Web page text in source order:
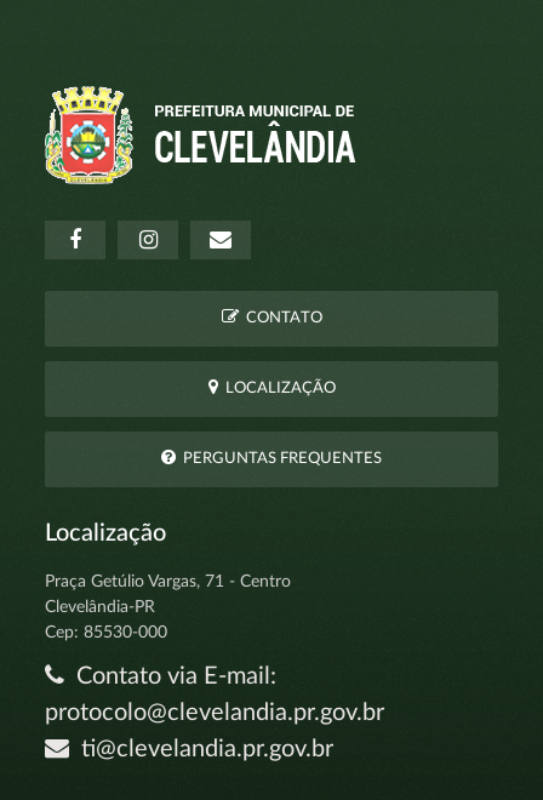
CONTATO
LOCALIZAÇÃO
PERGUNTAS FREQUENTES
Localização
Praça Getúlio Vargas, 71 - Centro
Clevelândia-PR
Cep: 85530-000
Contato via E-mail:
protocolo@clevelandia.pr.gov.br
ti@clevelandia.pr.gov.br